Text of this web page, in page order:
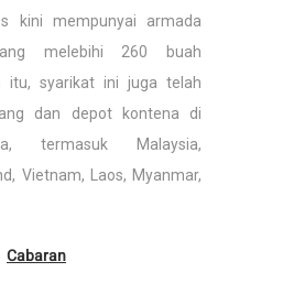
kini mempunyai armada
melebihi 260 buah
itu, syarikat ini juga telah
dan depot kontena di
termasuk Malaysia,
Vietnam, Laos, Myanmar,
Cabaran